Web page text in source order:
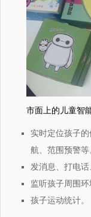
市面上的儿童智
实时定位孩子
航、范围预警等
发消息、打电话
监听孩子周围环
孩子运动统计。